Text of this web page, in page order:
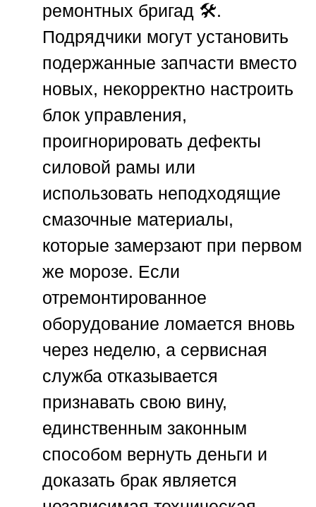
ремонтных бригад 🛠️.
Подрядчики могут установить
подержанные запчасти вместо
новых, некорректно настроить
блок управления,
проигнорировать дефекты
силовой рамы или
использовать неподходящие
смазочные материалы,
которые замерзают при первом
же морозе. Если
отремонтированное
оборудование ломается вновь
через неделю, а сервисная
служба отказывается
признавать свою вину,
единственным законным
способом вернуть деньги и
доказать брак является